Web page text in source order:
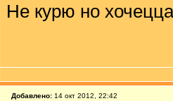
Не курю но хочецца
Добавлено: 14 окт 2012, 22:42